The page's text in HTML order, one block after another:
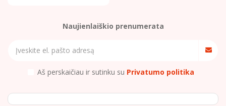
Naujienlaiškio prenumerata
Aš perskaičiau ir sutinku su Privatumo politika